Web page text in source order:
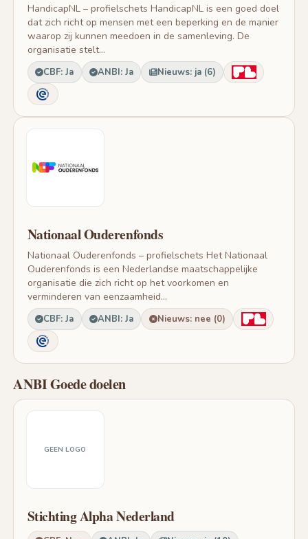
HandicapNL – profielschets HandicapNL is een goed doel
dat zich richt op mensen met een beperking en de manier
waarop zij kunnen meedoen in de samenleving. De
organisatie stelt...
CBF: Ja ANBI: Ja Nieuws: ja (6)
Nationaal Ouderenfonds
Nationaal Ouderenfonds – profielschets Het Nationaal
Ouderenfonds is een Nederlandse maatschappelijke
organisatie die zich richt op het voorkomen en
verminderen van eenzaamheid...
CBF: Ja ANBI: Ja Nieuws: nee (0)
ANBI Goede doelen
GEEN LOGO
Stichting Alpha Nederland